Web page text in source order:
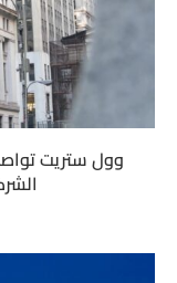
وول ستريت